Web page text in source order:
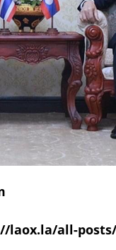
laox.la/all-